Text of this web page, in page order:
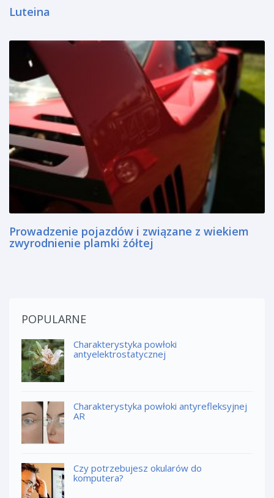
Luteina
Prowadzenie pojazdów i związane z wiekiem
zwyrodnienie plamki żółtej
POPULARNE
Charakterystyka powłoki
antyelektrostatycznej
Charakterystyka powłoki antyrefleksyjnej
AR
Czy potrzebujesz okularów do
komputera?